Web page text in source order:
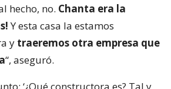
hecho, no. Chanta era la
Y esta casa la estamos
y traeremos otra empresa que
“, aseguró.